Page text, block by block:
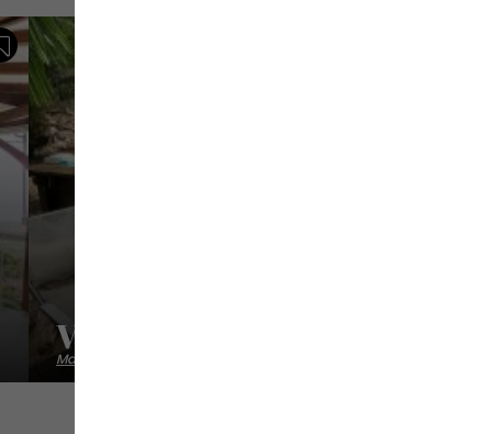
Sauvegarder
Villa&Bungalow La Cherry
Maisons vacances villas